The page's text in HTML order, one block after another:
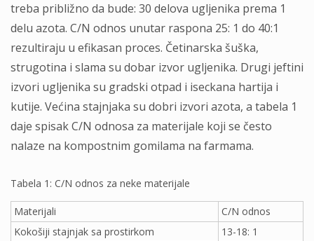
treba približno da bude: 30 delova ugljenika prema 1
delu azota. C/N odnos unutar raspona 25: 1 do 40:1
rezultiraju u efikasan proces. Četinarska šuška,
strugotina i slama su dobar izvor ugljenika. Drugi jeftini
izvori ugljenika su gradski otpad i iseckana hartija i
kutije. Većina stajnjaka su dobri izvori azota, a tabela 1
daje spisak C/N odnosa za materijale koji se često
nalaze na kompostnim gomilama na farmama.
Tabela 1: C/N odnos za neke materijale
Materijali
C/N odnos
Kokošiji stajnjak sa prostirkom
13-18: 1